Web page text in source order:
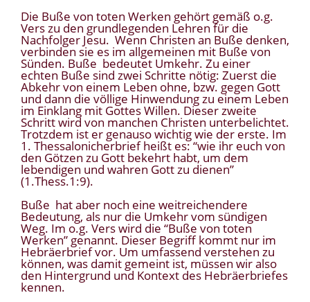
Die Buße von toten Werken gehört gemäß o.g.
Vers zu den grundlegenden Lehren für die
Nachfolger Jesu. Wenn Christen an Buße denken,
verbinden sie es im allgemeinen mit Buße von
Sünden. Buße bedeutet Umkehr. Zu einer
echten Buße sind zwei Schritte nötig: Zuerst die
Abkehr von einem Leben ohne, bzw. gegen Gott
und dann die völlige Hinwendung zu einem Leben
im Einklang mit Gottes Willen. Dieser zweite
Schritt wird von manchen Christen unterbelichtet.
Trotzdem ist er genauso wichtig wie der erste. Im
1. Thessalonicherbrief heißt es: “wie ihr euch von
den Götzen zu Gott bekehrt habt, um dem
lebendigen und wahren Gott zu dienen”
(1.Thess.1:9).
Buße hat aber noch eine weitreichendere
Bedeutung, als nur die Umkehr vom sündigen
Weg. Im o.g. Vers wird die “Buße von toten
Werken” genannt. Dieser Begriff kommt nur im
Hebräerbrief vor. Um umfassend verstehen zu
können, was damit gemeint ist, müssen wir also
den Hintergrund und Kontext des Hebräerbriefes
kennen.